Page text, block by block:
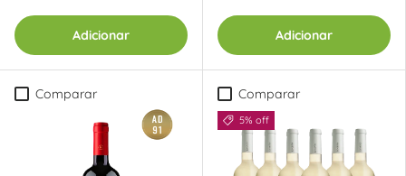
Adicionar Adicionar
Comparar Comparar
5% off